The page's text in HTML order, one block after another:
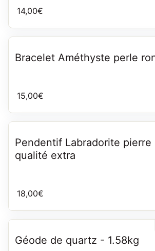
Prix normal
14,00€
Bracelet Améthyste perle
Prix normal
15,00€
Pendentif Labradorite
qualité extra
Prix normal
18,00€
Géode de quartz - 1.58kg